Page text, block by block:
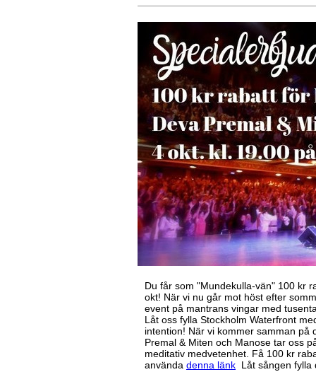
Du får som "Mundekulla-vän" 100 kr
okt! När vi nu går mot höst efter
event på mantrans vingar med
Låt oss fylla Stockholm Waterfront
intention! När vi kommer samman på
Premal & Miten och Manose tar oss
meditativ medvetenhet. Få 100 kr
använda denna länk Låt sången fylla